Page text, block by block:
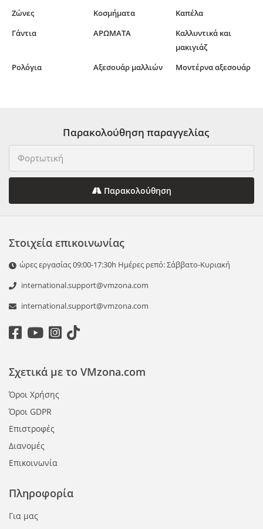
Ζώνες
Κοσμήματα
Καπέλα
Γάντια
ΑΡΩΜΑΤΑ
Καλλυντικά και
μακιγιάζ
Ρολόγια
Αξεσουάρ μαλλιών Μοντέρνα αξεσουάρ
Παρακολούθηση παραγγελίας
Παρακολούθηση
Στοιχεία επικοινωνίας
ώρες εργασίας 09:00-17:30h Ημέρες ρεπό: Σάββατο-Κυριακή
international.support@vmzona.com
international.support@vmzona.com
Πληροφορία
Για μας
Σχετικά με το VMzona.com
Όροι Χρήσης
Όροι GDPR
Επιστροφές
Διανομές
Επικοινωνία